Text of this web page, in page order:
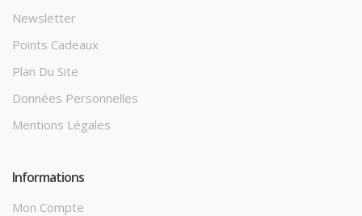
Newsletter
Points Cadeaux
Plan Du Site
Données Personnelles
Mentions Légales
Informations
Mon Compte